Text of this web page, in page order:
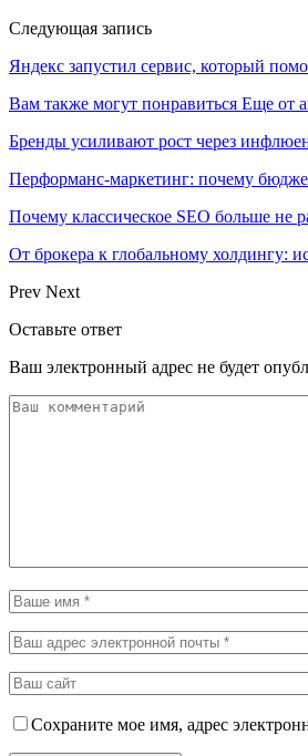
Следующая запись
Яндекс запустил сервис, который
Вам также могут понравиться Еще от
Бренды усиливают рост через
Перформанс-маркетинг: почему
Почему классическое SEO больше не
От брокера к глобальному холдингу:
Prev Next
Оставьте ответ
Ваш электронный адрес не будет
Сохраните мое имя, адрес